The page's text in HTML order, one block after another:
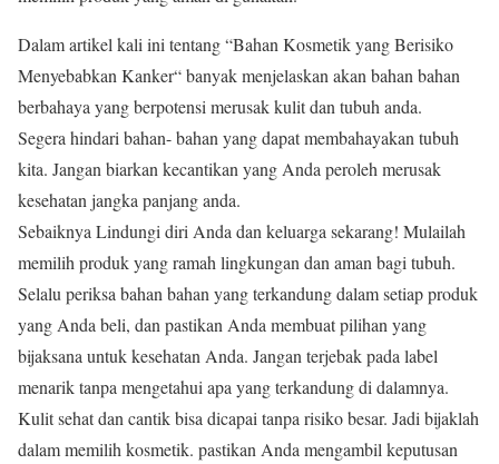
Dalam artikel kali ini tentang “Bahan Kosmetik yang Berisiko
Menyebabkan Kanker“ banyak menjelaskan akan bahan bahan
berbahaya yang berpotensi merusak kulit dan tubuh anda.
Segera hindari bahan- bahan yang dapat membahayakan tubuh
kita. Jangan biarkan kecantikan yang Anda peroleh merusak
kesehatan jangka panjang anda.
Sebaiknya Lindungi diri Anda dan keluarga sekarang! Mulailah
memilih produk yang ramah lingkungan dan aman bagi tubuh.
Selalu periksa bahan bahan yang terkandung dalam setiap produk
yang Anda beli, dan pastikan Anda membuat pilihan yang
bijaksana untuk kesehatan Anda. Jangan terjebak pada label
menarik tanpa mengetahui apa yang terkandung di dalamnya.
Kulit sehat dan cantik bisa dicapai tanpa risiko besar. Jadi bijaklah
dalam memilih kosmetik. pastikan Anda mengambil keputusan